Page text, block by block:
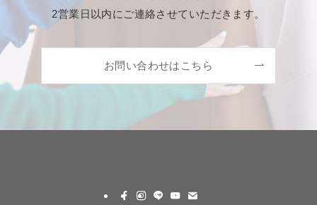
2営業日以内にご連絡させていただきます。
お問い合わせはこちら